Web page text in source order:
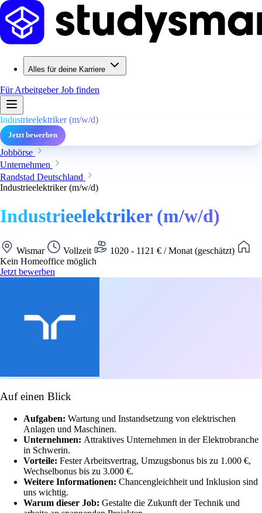
Alles für deine Karriere
Für ArbeitgeberJob finden
Industrieelektriker (m/w/d)
Jetzt bewerben
Jobbörse
Unternehmen
Randstad Deutschland
Industrieelektriker (m/w/d)
Industrieelektriker (m/w/d)
Wismar Vollzeit
1020 - 1121 € / Monat (geschätzt)
Kein Homeoffice möglich
Jetzt bewerben
Auf einen Blick
Aufgaben: Wartung und Instandsetzung von elektrischen
Anlagen und Maschinen.
Unternehmen: Attraktives Unternehmen in der Elektrobranche
in Schwerin.
Vorteile: Fester Arbeitsvertrag, Umzugsbonus bis zu 1.000 €,
Wechselbonus bis zu 3.000 €.
Weitere Informationen: Chancengleichheit und Inklusion sind
uns wichtig.
Warum dieser Job: Gestalte die Zukunft der Technik und